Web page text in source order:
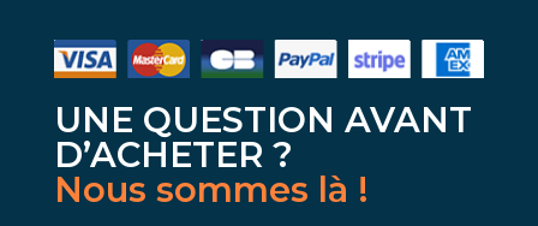
UNE QUESTION AVANT
D’ACHETER ?
Nous sommes là !